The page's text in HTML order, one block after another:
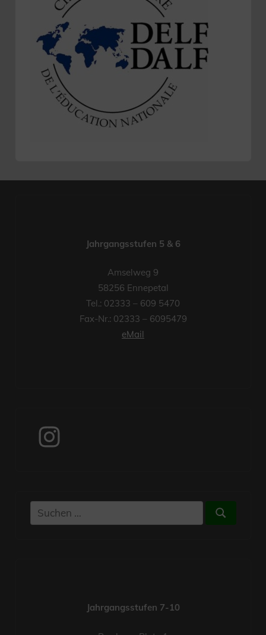
Jahrgangsstufen 5 & 6
Amselweg 9
58256 Ennepetal
Tel.: 02333 – 609 5470
Fax-Nr.: 02333 – 6095479
eMail
Instagram
Suchen
nach:
Suchen
Jahrgangsstufen 7-10